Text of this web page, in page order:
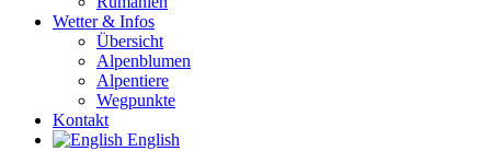
Wetter & Infos
Übersicht
Alpenblumen
Alpentiere
Wegpunkte
Kontakt
English